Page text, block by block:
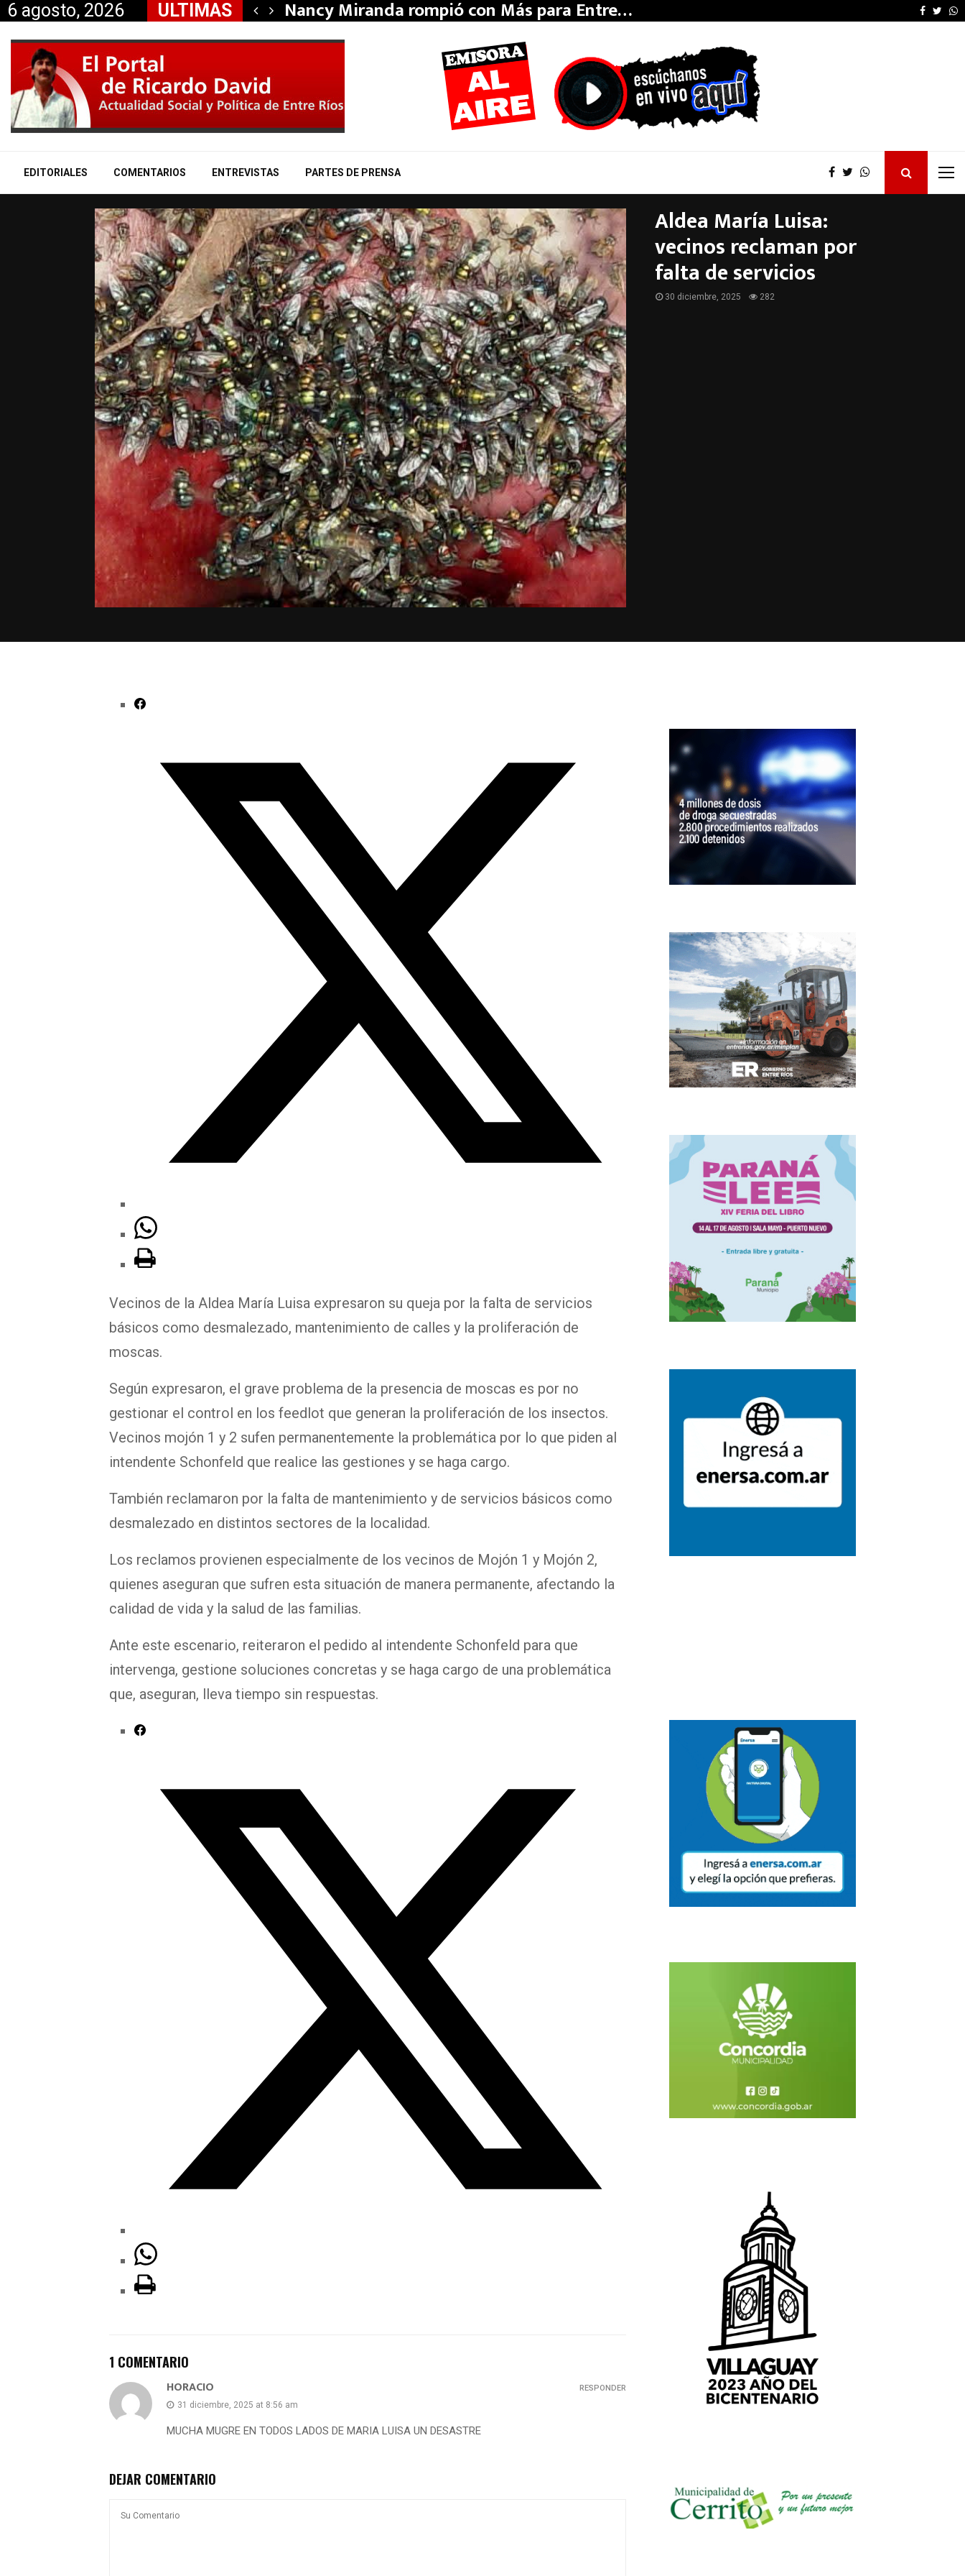
6 agosto, 2026 ULTIMAS
para Entre… Senado: por presión de los bloques aliados,… Azcué advirtió que
EDITORIALES COMENTARIOS ENTREVISTAS PARTES DE PRENSA
Aldea María Luisa:
vecinos reclaman por
falta de servicios
30 diciembre, 2025 282
Vecinos de la Aldea María Luisa expresaron su queja por la falta de servicios
básicos como desmalezado, mantenimiento de calles y la proliferación de
moscas.
Según expresaron, el grave problema de la presencia de moscas es por no
gestionar el control en los feedlot que generan la proliferación de los insectos.
Vecinos mojón 1 y 2 sufen permanentemente la problemática por lo que piden al
intendente Schonfeld que realice las gestiones y se haga cargo.
También reclamaron por la falta de mantenimiento y de servicios básicos como
desmalezado en distintos sectores de la localidad.
Los reclamos provienen especialmente de los vecinos de Mojón 1 y Mojón 2,
quienes aseguran que sufren esta situación de manera permanente, afectando la
calidad de vida y la salud de las familias.
Ante este escenario, reiteraron el pedido al intendente Schonfeld para que
intervenga, gestione soluciones concretas y se haga cargo de una problemática
que, aseguran, lleva tiempo sin respuestas.
1 COMENTARIO
HORACIO
31 diciembre, 2025 at 8:56 am
MUCHA MUGRE EN TODOS LADOS DE MARIA LUISA UN DESASTRE
RESPONDER
DEJAR COMENTARIO